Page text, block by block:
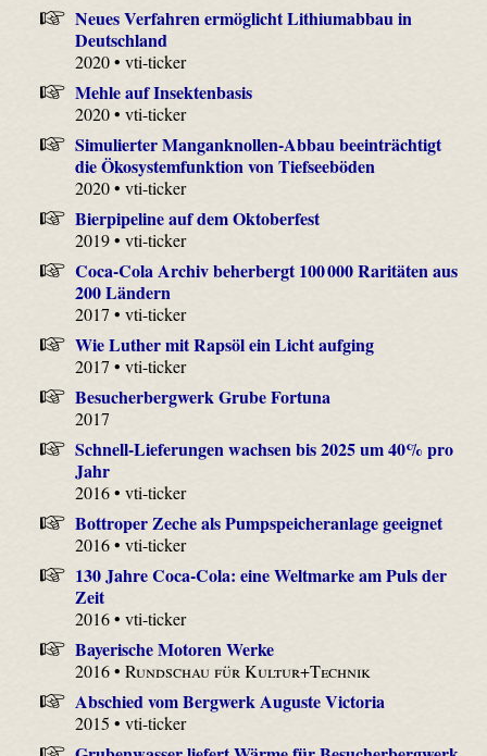
Neues Verfahren ermöglicht Lithiumabbau in
Deutschland
2020 • vti-ticker
Mehle auf Insektenbasis
2020 • vti-ticker
Simulierter Manganknollen-Abbau beeinträchtigt
die Ökosystemfunktion von Tiefseeböden
2020 • vti-ticker
Bierpipeline auf dem Oktoberfest
2019 • vti-ticker
Coca-Cola Archiv beherbergt 100 000 Raritäten aus
200 Ländern
2017 • vti-ticker
Wie Luther mit Rapsöl ein Licht aufging
2017 • vti-ticker
Besucherbergwerk Grube Fortuna
2017
Schnell-Lieferungen wachsen bis 2025 um 40% pro
Jahr
2016 • vti-ticker
Bottroper Zeche als Pumpspeicheranlage geeignet
2016 • vti-ticker
130 Jahre Coca-Cola: eine Weltmarke am Puls der
Zeit
2016 • vti-ticker
Bayerische Motoren Werke
2016 •Rundschau für Kultur+Technik
Abschied vom Bergwerk Auguste Victoria
2015 • vti-ticker